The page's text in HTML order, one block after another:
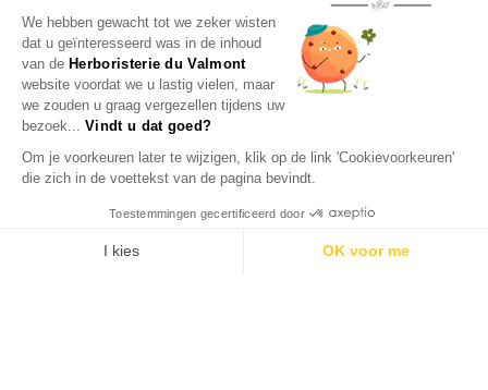
We hebben gewacht tot we zeker wisten
dat u geïnteresseerd was in de inhoud
van de Herboristerie du Valmont
website voordat we u lastig vielen, maar
we zouden u graag vergezellen tijdens uw
bezoek... Vindt u dat goed?
Om je voorkeuren later te wijzigen, klik op de link 'Cookievoorkeuren'
die zich in de voettekst van de pagina bevindt.
Toestemmingen gecertificeerd door
I kies OK voor me